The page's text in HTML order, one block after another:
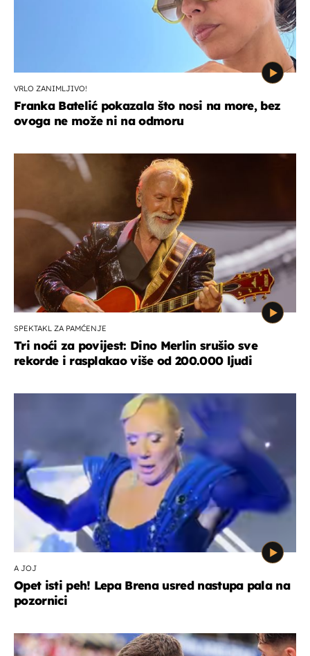
VRLO ZANIMLJIVO!
Franka Batelić pokazala što nosi na more, bez
ovoga ne može ni na odmoru
SPEKTAKL ZA PAMĆENJE
Tri noći za povijest: Dino Merlin srušio sve
rekorde i rasplakao više od 200.000 ljudi
A JOJ
Opet isti peh! Lepa Brena usred nastupa pala na
pozornici